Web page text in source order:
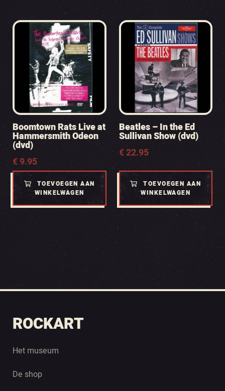
Boomtown Rats Live at
Hammersmith Odeon
(dvd)
€9.95
TOEVOEGEN AAN
WINKELWAGEN
Beatles – In the Ed
Sullivan Show (dvd)
€22.95
TOEVOEGEN AAN
WINKELWAGEN
ROCKART
Het museum
De shop